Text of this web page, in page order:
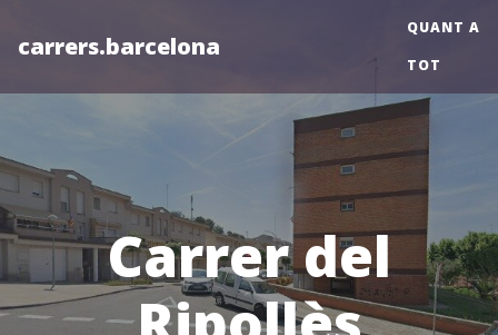
carrers.barcelona
QUANT A
TOT
Carrer del